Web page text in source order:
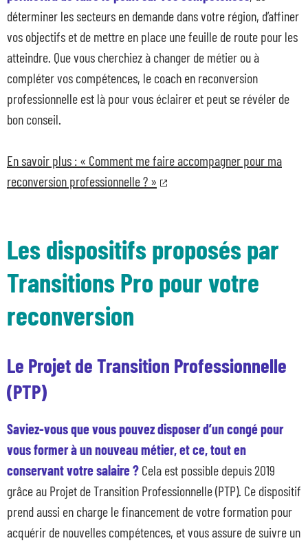
déterminer les secteurs en demande dans votre région, d’affiner
vos objectifs et de mettre en place une feuille de route pour les
atteindre. Que vous cherchiez à changer de métier ou à
compléter vos compétences, le coach en reconversion
professionnelle est là pour vous éclairer et peut se révéler de
bon conseil.
En savoir plus : « Comment me faire accompagner pour ma
reconversion professionnelle ? »
Les dispositifs proposés par
Transitions Pro pour votre
reconversion
Le Projet de Transition Professionnelle
(PTP)
Saviez-vous que vous pouvez disposer d’un congé pour
vous former à un nouveau métier, et ce, tout en
conservant votre salaire ? Cela est possible depuis 2019
grâce au Projet de Transition Professionnelle (PTP). Ce dispositif
prend aussi en charge le financement de votre formation pour
acquérir de nouvelles compétences, et vous assure de suivre un